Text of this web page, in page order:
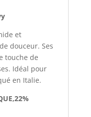
et
douceur. Ses
touche de
Idéal pour
en Italie.